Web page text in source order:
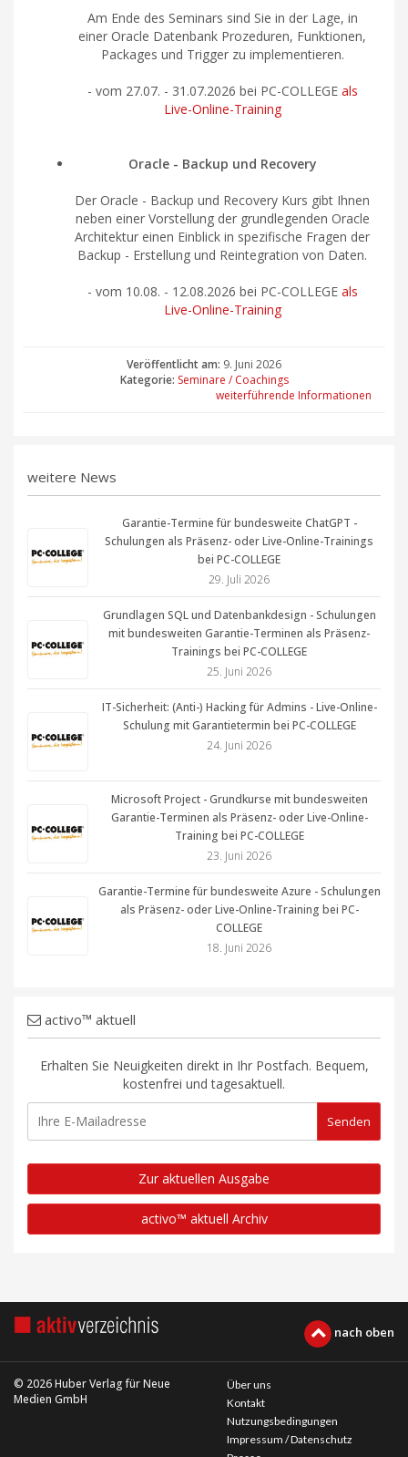
Am Ende des Seminars sind Sie in der Lage, in
einer Oracle Datenbank Prozeduren, Funktionen,
Packages und Trigger zu implementieren.
- vom 27.07. - 31.07.2026 bei PC-COLLEGE als
Live-Online-Training
Oracle - Backup und Recovery
Der Oracle - Backup und Recovery Kurs gibt Ihnen
neben einer Vorstellung der grundlegenden Oracle
Architektur einen Einblick in spezifische Fragen der
Backup - Erstellung und Reintegration von Daten.
- vom 10.08. - 12.08.2026 bei PC-COLLEGE als
Live-Online-Training
Veröffentlicht am: 9. Juni 2026
Kategorie: Seminare / Coachings
weiterführende Informationen
weitere News
Garantie-Termine für bundesweite ChatGPT -
Schulungen als Präsenz- oder Live-Online-Trainings
bei PC-COLLEGE
29. Juli 2026
Grundlagen SQL und Datenbankdesign - Schulungen
mit bundesweiten Garantie-Terminen als Präsenz-
Trainings bei PC-COLLEGE
25. Juni 2026
IT-Sicherheit: (Anti-) Hacking für Admins - Live-Online-
Schulung mit Garantietermin bei PC-COLLEGE
24. Juni 2026
Microsoft Project - Grundkurse mit bundesweiten
Garantie-Terminen als Präsenz- oder Live-Online-
Training bei PC-COLLEGE
23. Juni 2026
Garantie-Termine für bundesweite Azure - Schulungen
als Präsenz- oder Live-Online-Training bei PC-
COLLEGE
18. Juni 2026
activo™ aktuell
Erhalten Sie Neuigkeiten direkt in Ihr Postfach. Bequem,
kostenfrei und tagesaktuell.
Zur aktuellen Ausgabe
activo™ aktuell Archiv
nach oben
© 2026 Huber Verlag für Neue
Medien GmbH
Über uns
Kontakt
Nutzungsbedingungen
Impressum / Datenschutz